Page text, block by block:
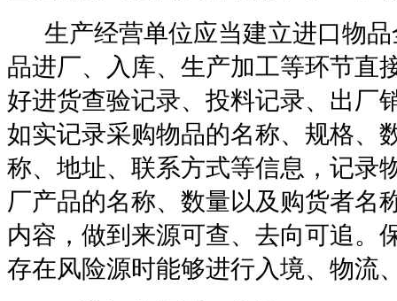
生产经营单位应当建立进口物品
品进厂、入库、生产加工等环节直
好进货查验记录、投料记录、出厂
如实记录采购物品的名称、规格、
称、地址、联系方式等信息，记录
厂产品的名称、数量以及购货者名
内容，做到来源可查、去向可追。
存在风险源时能够进行入境、物流